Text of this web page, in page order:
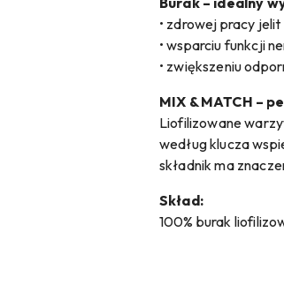
• zdrowej pracy
• wsparciu funkcji
• zwiększeniu
MIX & MATCH –
Liofilizowane
według klucza
składnik ma
Skład:
100% burak